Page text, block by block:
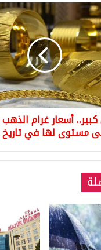
أسعار غرام
مستوى لها في تاريخ